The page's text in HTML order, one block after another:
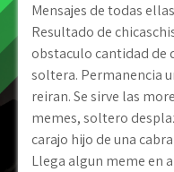
Mensajes de todas
Resultado de
obstaculo cantidad de
soltera. Permanencia
reiran. Se sirve las
memes, soltero
carajo hijo de una
Llega algun meme en